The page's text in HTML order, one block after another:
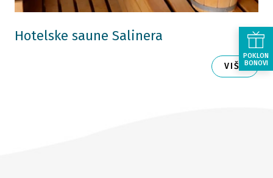
Hotelske saune Salinera
VIŠE
POKLON
BONOVI